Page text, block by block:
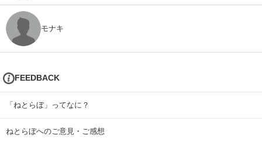
モナキ
FEEDBACK
「ねとらぼ」ってなに？
ねとらぼへのご意見・ご感想